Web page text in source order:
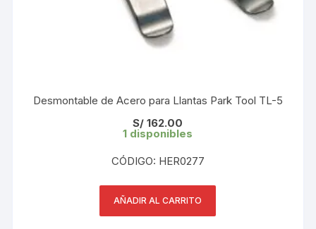
Desmontable de Acero para Llantas Park Tool TL-5
S/ 162.00
1 disponibles
CÓDIGO: HER0277
AÑADIR AL CARRITO